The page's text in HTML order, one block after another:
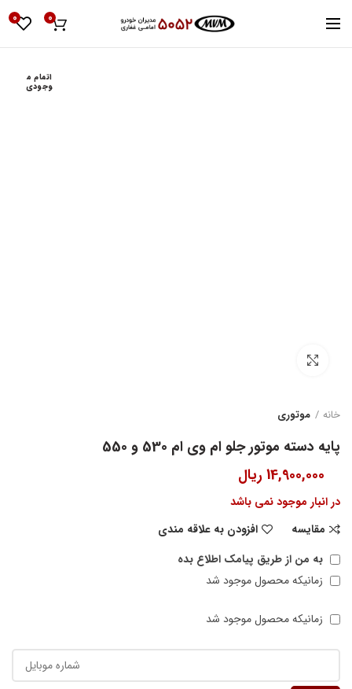
0
0
اتمام م
وجودی
خانه موتوری
پایه دسته موتور جلو ام وی ام 530 و 550
14,900,000 ریال
در انبار موجود نمی باشد
مقایسه
افزودن به علاقه مندی
به من از طریق پیامک اطلاع بده
زمانیکه محصول موجود شد
زمانیکه محصول موجود شد